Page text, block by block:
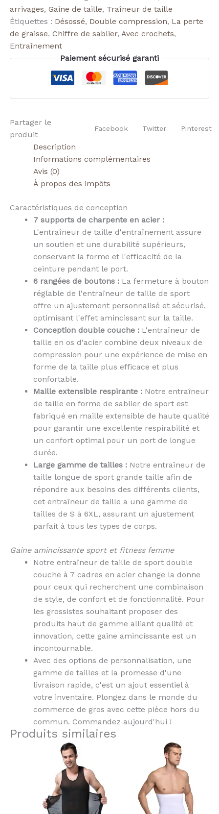
arrivages, Gaine de taille, Traîneur de taille
Étiquettes : Désossé, Double compression, La perte
de graisse, Chiffre de sablier, Avec crochets,
Entraînement
Paiement sécurisé garanti
Partager le
produit
Facebook Twitter Pinterest
Description
Informations complémentaires
Avis (0)
À propos des impôts
Caractéristiques de conception
7 supports de charpente en acier :
L'entraîneur de taille d'entraînement assure
un soutien et une durabilité supérieurs,
conservant la forme et l'efficacité de la
ceinture pendant le port.
6 rangées de boutons : La fermeture à bouton
réglable de l'entraîneur de taille de sport
offre un ajustement personnalisé et sécurisé,
optimisant l'effet amincissant sur la taille.
Conception double couche : L'entraîneur de
taille en os d'acier combine deux niveaux de
compression pour une expérience de mise en
forme de la taille plus efficace et plus
confortable.
Maille extensible respirante : Notre entraîneur
de taille en forme de sablier de sport est
fabriqué en maille extensible de haute qualité
pour garantir une excellente respirabilité et
un confort optimal pour un port de longue
durée.
Large gamme de tailles : Notre entraîneur de
taille longue de sport grande taille afin de
répondre aux besoins des différents clients,
cet entraîneur de taille a une gamme de
tailles de S à 6XL, assurant un ajustement
parfait à tous les types de corps.
Gaine amincissante sport et fitness femme
Notre entraîneur de taille de sport double
couche à 7 cadres en acier change la donne
pour ceux qui recherchent une combinaison
de style, de confort et de fonctionnalité. Pour
les grossistes souhaitant proposer des
produits haut de gamme alliant qualité et
innovation, cette gaine amincissante est un
incontournable.
Avec des options de personnalisation, une
gamme de tailles et la promesse d'une
livraison rapide, c'est un ajout essentiel à
votre inventaire. Plongez dans le monde du
commerce de gros avec cette pièce hors du
commun. Commandez aujourd'hui !
Produits similaires
Ce
produit
a
plusieurs
variantes.
Ce
produit
a
plusieurs
variantes.
Les